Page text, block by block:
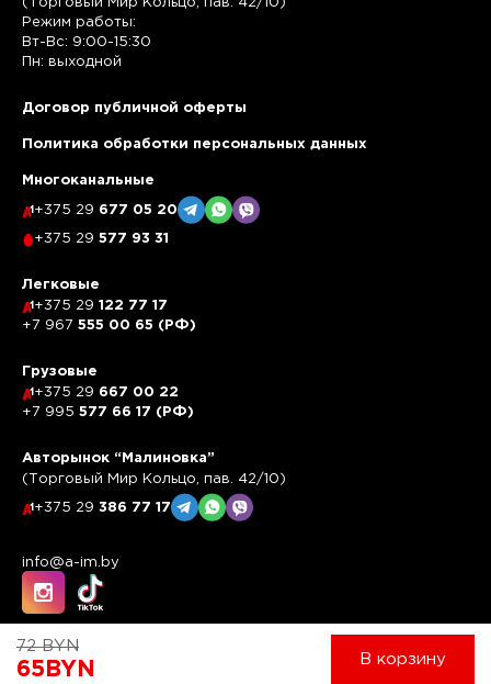
72BYN
65 BYN В корзину
(Торговый Мир Кольцо, пав. 42/10)
Режим работы:
Вт-Вс: 9:00-15:30
Пн: выходной
Договор публичной оферты
Политика обработки персональных данных
Многоканальные
+375 29 677 05 20
+375 29 577 93 31
Легковые
+375 29 122 77 17
+7 967 555 00 65 (РФ)
Грузовые
+375 29 667 00 22
+7 995 577 66 17 (РФ)
Авторынок “Малиновка”
(Торговый Мир Кольцо, пав. 42/10)
+375 29 386 77 17
info@a-im.by
Работает на системе